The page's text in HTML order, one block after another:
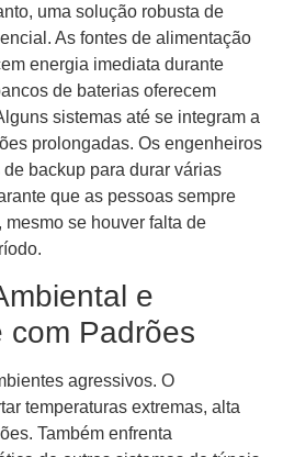
uma solução robusta de
As fontes de alimentação
energia imediata durante
de baterias oferecem
sistemas até se integram a
prolongadas. Os engenheiros
backup para durar várias
que as pessoas sempre
se houver falta de
e
com Padrões
agressivos. O
temperaturas extremas, alta
Também enfrenta